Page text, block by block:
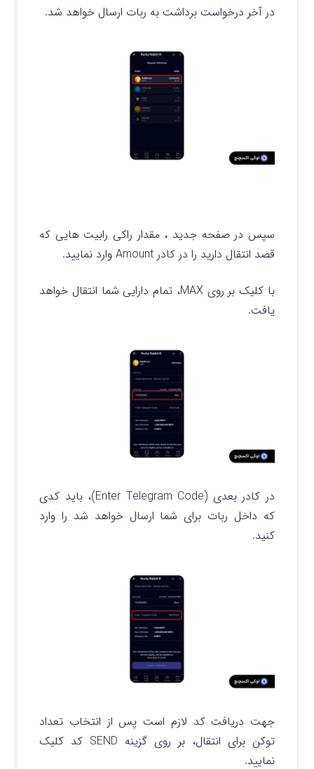
در آخر درخواست برداشت به ربات ارسال خواهد شد.
سپس در صفحه جدید ، مقدار راکی رابیت هایی که
قصد انتقال دارید را در کادر Amount وارد نمایید.
با کلیک بر روی MAX، تمام دارایی شما انتقال خواهد
یافت.
در کادر بعدی (Enter Telegram Code)، باید کدی
که داخل ربات برای شما ارسال خواهد شد را وارد
کنید.
جهت دریافت کد لازم است پس از انتخاب تعداد
توکن برای انتقال، بر روی گزینه SEND کد کلیک
نمایید.